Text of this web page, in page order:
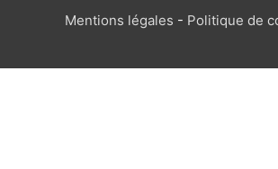
Mentions légales - Politique de